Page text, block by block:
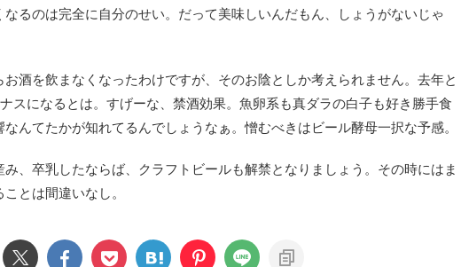
るのは完全に自分のせい。だって美味しいんだもん、しょうがないじゃ
酒を飲まなくなったわけですが、そのお陰としか考えられません。去年と
スになるとは。すげーな、禁酒効果。魚卵系も真ダラの白子も好き勝手食
んてたかが知れてるんでしょうなぁ。憎むべきはビール酵母一択な予感。
、卒乳したならば、クラフトビールも解禁となりましょう。その時にはま
とは間違いなし。